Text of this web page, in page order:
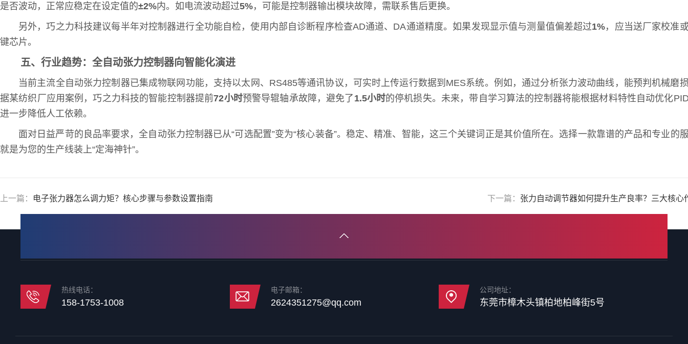
是否波动，正常应稳定在设定值的±2%内。如电流波动超过5%，可能是控制器输出模块故障，需联系售后更换。
另外，巧之力科技建议每半年对控制器进行全功能自检，使用内部自诊断程序检查AD通道、DA通道精度。如果发现显示值与测量值偏差超过1%，应当送厂家校准
键芯片。
五、行业趋势：全自动张力控制器向智能化演进
当前主流全自动张力控制器已集成物联网功能，支持以太网、RS485等通讯协议，可实时上传运行数据到MES系统。例如，通过分析张力波动曲线，能预判机械磨
据某纺织厂应用案例，巧之力科技的智能控制器提前72小时预警导辊轴承故障，避免了 1.5小时的停机损失。未来，带自学习算法的控制器将能根据材料特性自动优化
进一步降低人工依赖。
面对日益严苛的良品率要求，全自动张力控制器已从“可选配置”变为“核心装备”。稳定、精准、智能，这三个关键词正是其价值所在。选择一款靠谱的产品和专业的
就是为您的生产线装上“定海神针”。
上一篇： 电子张力器怎么调力矩？核心步骤与参数设置指南 下一篇： 张力自动调节器如何提升生产良率？三大核心
热线电话：
158-1753-1008
电子邮箱：
2624351275@qq.com
公司地址：
东莞市樟木头镇柏地柏峰街5号